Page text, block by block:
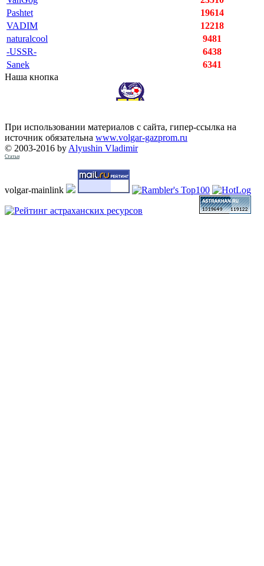
Pashtet
19614
VADIM
12218
naturalcool
9481
-USSR-
6438
Sanek
6341
Наша кнопка
При использовании материалов с сайта, гипер-ссылка на
источник обязательна www.volgar-gazprom.ru
© 2003-2016 by Alyushin Vladimir
Статьи
volgar-mainlink